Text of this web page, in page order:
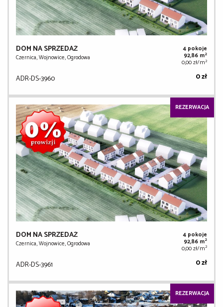
DOM NA SPRZEDAŻ
Czernica, Wojnowice, Ogrodowa
4 pokoje
92,86 m2
0,00 zł/m2
ADR-DS-3960 0 zł
REZERWACJA
DOM NA SPRZEDAŻ
Czernica, Wojnowice, Ogrodowa
4 pokoje
92,86 m2
0,00 zł/m2
ADR-DS-3961 0 zł
REZERWACJA